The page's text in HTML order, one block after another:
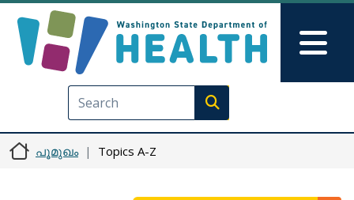
Execute search
പൂമുഖം Topics A-Z